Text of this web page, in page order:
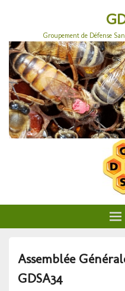
Groupement de Défense
Assemblée
GDSA34